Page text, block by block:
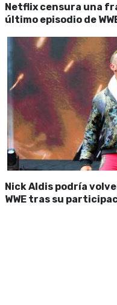
Netflix censura una
último episodio de
Nick Aldis podría
WWE tras su